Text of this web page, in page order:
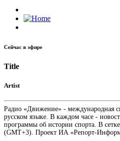
Сейчас в эфире
Title
Artist
Радио «Движение» - международная
русском языке. В каждом часе -
программы об истории спорта. В
(GMT+3). Проект ИА «Репорт-